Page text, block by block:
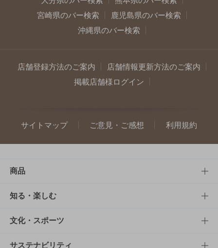
宮崎県のバー検索
鹿児島県のバー検索
沖縄県のバー検索
店舗登録方法のご案内
店舗情報更新方法のご案内
掲載店舗様ログイン
サイトマップ ご意見・ご感想 利用規約
商品
商品TOP
商品一覧
商品発売情報
知る・楽しむ
知る・楽しむTOP
キャンペーン
文化・スポーツ
文化・スポーツTOP
サステナビリティ